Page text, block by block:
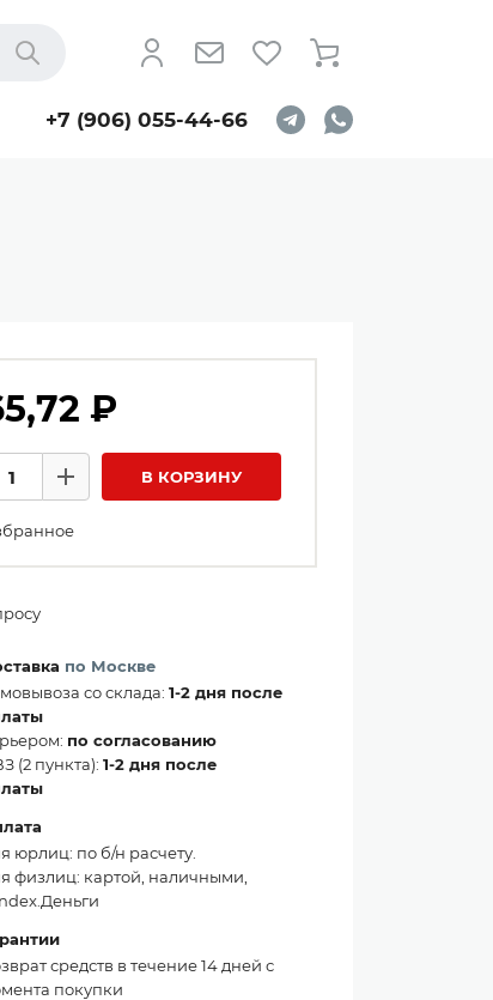
Найти
+7 (906) 055-44-66
₽
товаров
Плюс В КОРЗИНУ
по Москве
со склада: 1-2 дня после
по согласованию
(2 пункта): 1-2 дня после
юрлиц: по б/н расчету.
физлиц: картой, наличными,
средств в течение 14 дней с
покупки